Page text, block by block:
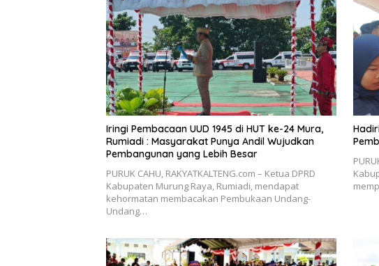
Iringi Pembacaan UUD 1945 di HUT ke-24 Mura,
Rumiadi : Masyarakat Punya Andil Wujudkan
Pembangunan yang Lebih Besar
PURUK CAHU, RAKYATKALTENG.com – Ketua DPRD
Kabupaten Murung Raya, Rumiadi, mendapat
kehormatan membacakan Pembukaan Undang-
Undang…